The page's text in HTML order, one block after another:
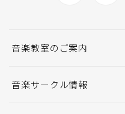
音楽教室のご案内
音楽サークル情報